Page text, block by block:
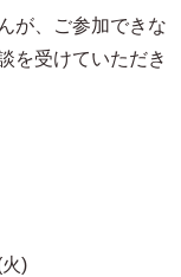
が、ご参加できな
を受けていただき
)